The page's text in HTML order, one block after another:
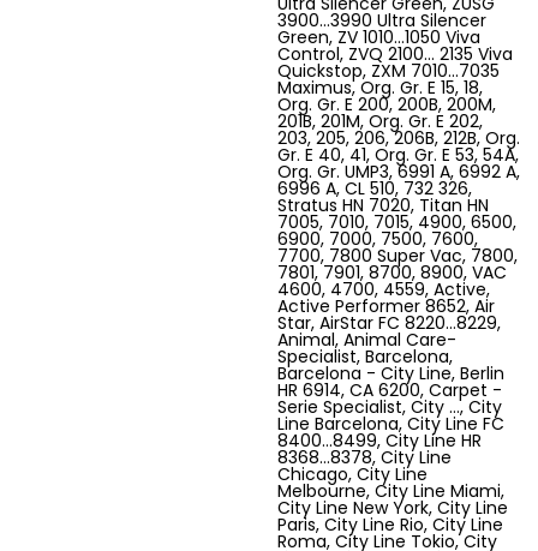
Barcelona - City Line, Berlin HR 6914, CA 6200, Carpet - Serie Specialist, City …, City Line Barcelona, City Line FC 8400…8499, City Line HR 8368…8378, City Line Chicago, City Line Melbourne, City Line Miami, City Line New York, City Line Paris, City Line Rio, City Line Roma, City Line Tokio, City Line Venise, Control - Serie Specialist, EasyLife FC 8130…8139, EasyLife FC 8200…8201, Expression, Expression FC 8600…8629, Expression Fuchsia, Expression HR 8300…8349, FC 8021, FC 8022/01, FC 8130…8139 Easy Life, FC 8200…8219 Fuchsia, Gemini, FC 8230…8239 SmallStar, FC 837309, FC 837909, FC 8380...8399 Impact, FC 8400...8499 City Line, FC 8600...8649 Expression, FC 8912…8919 HomeHero, FC 9000...9049 Universe, FC 9050...9099 Jewel, FC 9080…9099 Studio, FC 9100...9149 Specialist, FC 9150...9199 Performer, FC 9300…9309 SilentStar, Fuchsia, Gemini FC 8200…8219, Geneva - City Line, Gladiator FC 8440, FC 8445, Helsinki, HomeHero FC 8910…8919, HR 8350...8367 Impact, HR 8368...8399 City Line, HR 8500...8599 Impact, HR 8500...8599 Mobilo Plus, Hygiene - Specialist, Chicago - City Line, Impact Excel, Impact Excel Wild Lime, Impact FC 8380…8399, Impact HR 8350…8367, Jewel, Jewel FC 9050…9079, Melbourne, Miami - City Line,